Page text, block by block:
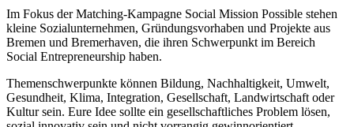
Im Fokus der Matching-Kampagne Social Mission Possible stehen
kleine Sozialunternehmen, Gründungsvorhaben und Projekte aus
Bremen und Bremerhaven, die ihren Schwerpunkt im Bereich
Social Entrepreneurship haben.
Themenschwerpunkte können Bildung, Nachhaltigkeit, Umwelt,
Gesundheit, Klima, Integration, Gesellschaft, Landwirtschaft oder
Kultur sein. Eure Idee sollte ein gesellschaftliches Problem lösen,